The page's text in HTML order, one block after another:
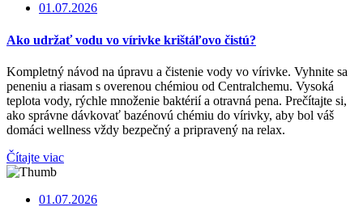
01.07.2026
Ako udržať vodu vo vírivke krištáľovo čistú?
Kompletný návod na úpravu a čistenie vody vo vírivke. Vyhnite sa
peneniu a riasam s overenou chémiou od Centralchemu. Vysoká
teplota vody, rýchle množenie baktérií a otravná pena. Prečítajte si,
ako správne dávkovať bazénovú chémiu do vírivky, aby bol váš
domáci wellness vždy bezpečný a pripravený na relax.
Čítajte viac
01.07.2026